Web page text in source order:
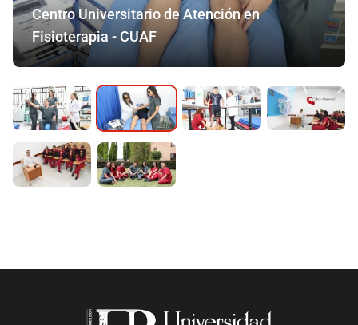
Centro Universitario de Atención en
Fisioterapia - CUAF